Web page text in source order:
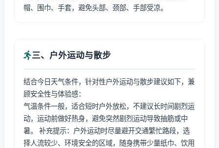
帽、围巾、手套，避免头部、颈部、手部受凉。
三、户外运动与散步
结合今日天气条件，针对性户外运动与散步建议如下，兼
顾安全性与体验感：
气温条件一般，适合短时户外放松，不建议长时间剧烈运
动，运动前做好热身，避免突然剧烈运动导致抽筋或中
暑。 补充提示：户外运动时尽量避开交通繁忙路段，选
择人流较少、环境安全的区域，随身携带少量纸巾、饮用